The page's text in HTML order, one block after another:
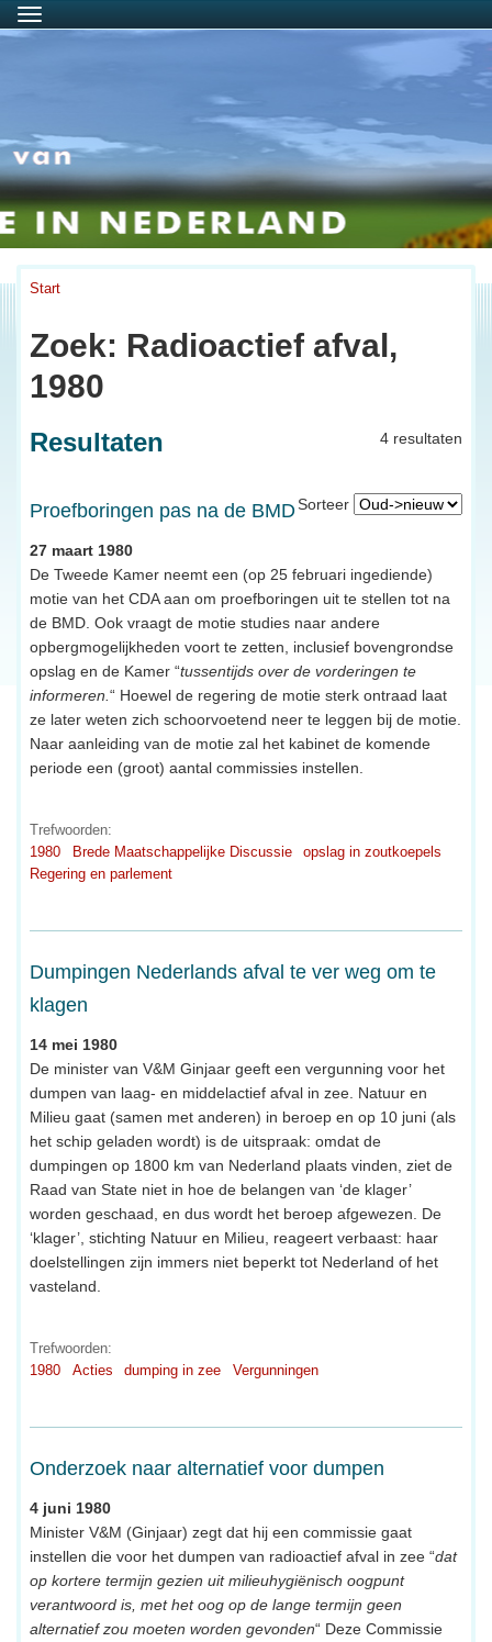
Menu
Start
Zoek: Radioactief afval,
1980
4 resultaten
Resultaten
Sorteer
Proefboringen pas na de BMD
27 maart 1980
De Tweede Kamer neemt een (op 25 februari ingediende)
motie van het CDA aan om proefboringen uit te stellen tot na
de BMD. Ook vraagt de motie studies naar andere
opbergmogelijkheden voort te zetten, inclusief bovengrondse
opslag en de Kamer “tussentijds over de vorderingen te
informeren. “ Hoewel de regering de motie sterk ontraad laat
ze later weten zich schoorvoetend neer te leggen bij de motie.
Naar aanleiding van de motie zal het kabinet de komende
periode een (groot) aantal commissies instellen.
Trefwoorden:
1980
Brede Maatschappelijke Discussie
opslag in zoutkoepels
Regering en parlement
Dumpingen Nederlands afval te ver weg om te
klagen
14 mei 1980
De minister van V&M Ginjaar geeft een vergunning voor het
dumpen van laag- en middelactief afval in zee. Natuur en
Milieu gaat (samen met anderen) in beroep en op 10 juni (als
het schip geladen wordt) is de uitspraak: omdat de
dumpingen op 1800 km van Nederland plaats vinden, ziet de
Raad van State niet in hoe de belangen van ‘de klager’
worden geschaad, en dus wordt het beroep afgewezen. De
‘klager’, stichting Natuur en Milieu, reageert verbaast: haar
doelstellingen zijn immers niet beperkt tot Nederland of het
vasteland.
Trefwoorden:
1980
Acties dumping in zee Vergunningen
Onderzoek naar alternatief voor dumpen
4 juni 1980
Minister V&M (Ginjaar) zegt dat hij een commissie gaat
instellen die voor het dumpen van radioactief afval in zee “dat
op kortere termijn gezien uit milieuhygiënisch oogpunt
verantwoord is, met het oog op de lange termijn geen
alternatief zou moeten worden gevonden“ Deze Commissie